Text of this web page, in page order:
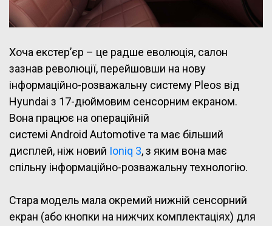
Хоча екстер’єр – це радше еволюція, салон
зазнав революції, перейшовши на нову
інформаційно-розважальну систему Pleos від
Hyundai з 17-дюймовим сенсорним екраном.
Вона працює на операційній
системі Android Automotive та має більший
дисплей, ніж новий Ioniq 3, з яким вона має
спільну інформаційно-розважальну технологію.
Стара модель мала окремий нижній сенсорний
екран (або кнопки на нижчих комплектаціях) для